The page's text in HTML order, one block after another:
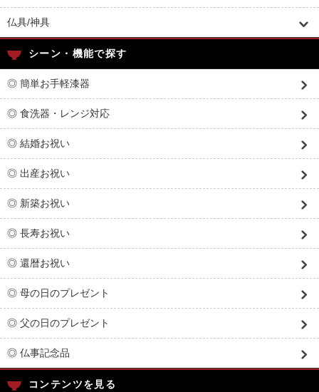
仏具/神具
シーン・機能で探す
◎ 簡単お手軽漆器
◎ 食洗器・レンジ対応
◎ 結婚お祝い
◎ 出産お祝い
◎ 新築お祝い
◎ 長寿お祝い
◎ 還暦お祝い
◎ 母の日のプレゼント
◎ 父の日のプレゼント
◎ 仏事記念品
コンテンツを見る